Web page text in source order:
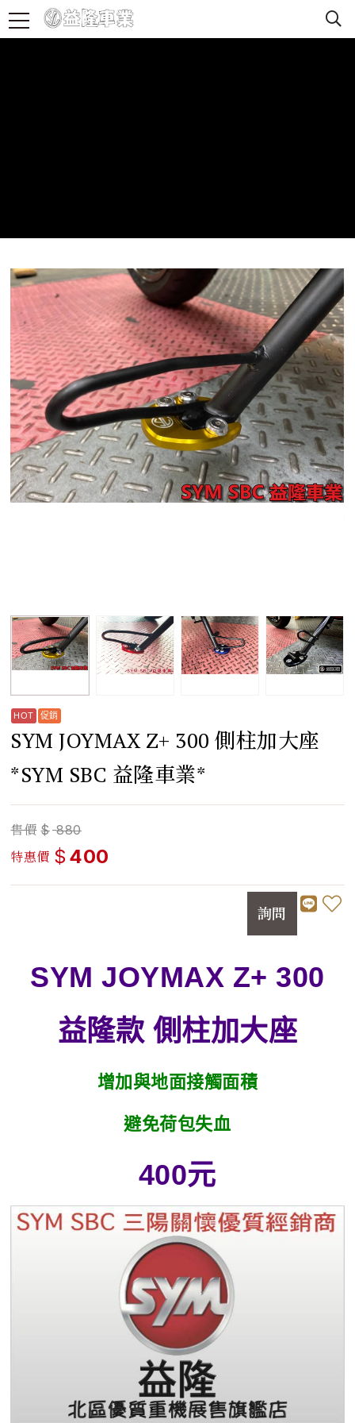
SYM JOYMAX Z+ 300 側柱加大座
*SYM SBC 益隆車業*
售價 $ 880
特惠價 $ 400
詢問
SYM JOYMAX Z+ 300
益隆款 側柱加大座
增加與地面接觸面積
避免荷包失血
400元